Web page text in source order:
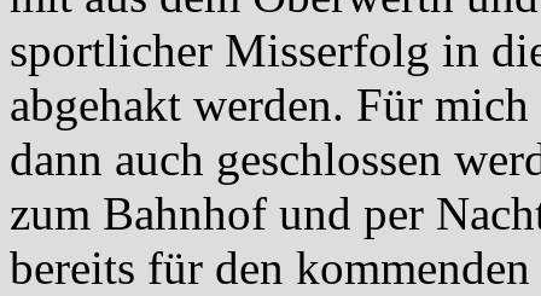
sportlicher Misserfolg in
abgehakt werden. Für
dann auch geschlossen
zum Bahnhof und per
bereits für den